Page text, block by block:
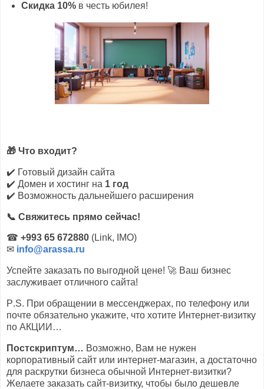
Скидка 10%в честь юбилея!
🎁 Что входит?
✔ ️ Готовый дизайн сайта
✔ ️ Домен и хостинг на 1 год
✔ ️ Возможность дальнейшего расширения
📞 Свяжитесь прямо сейчас!
☎ +993 65 672880 (Link, IMO)
✉ info@arassa.ru
Успейте заказать по выгодной цене! 🚀 Ваш бизнес
заслуживает отличного сайта!
P.S. При обращении в мессенджерах, по телефону или
почте обязательно укажите, что хотите Интернет-визитку
по АКЦИИ…
Постскриптум… Возможно, Вам не нужен
корпоративный сайт или интернет-магазин, а достаточно
для раскрутки бизнеса обычной Интернет-визитки?
Желаете заказать сайт-визитку, чтобы было дешевле